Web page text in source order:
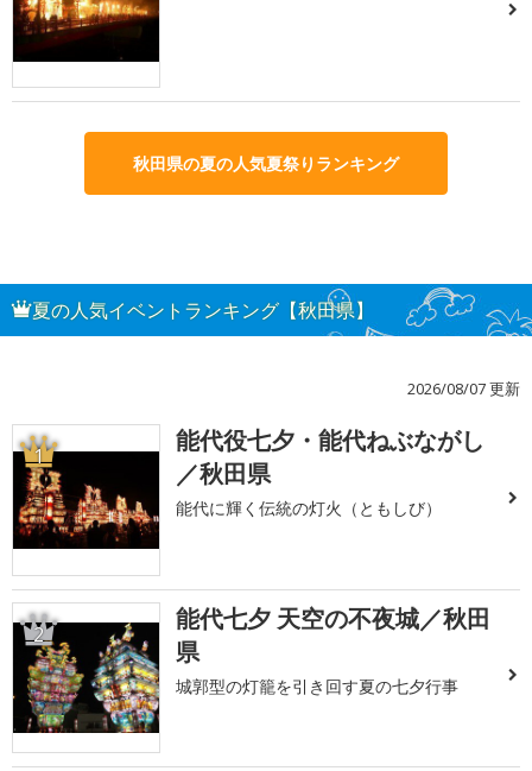
秋田県の夏の人気夏祭りランキング
夏の人気イベントランキング【秋田県】
2026/08/07 更新
1
能代役七夕・能代ねぶながし
／秋田県
能代に輝く伝統の灯火（ともしび）
2
能代七夕 天空の不夜城／秋田
県
城郭型の灯籠を引き回す夏の七夕行事